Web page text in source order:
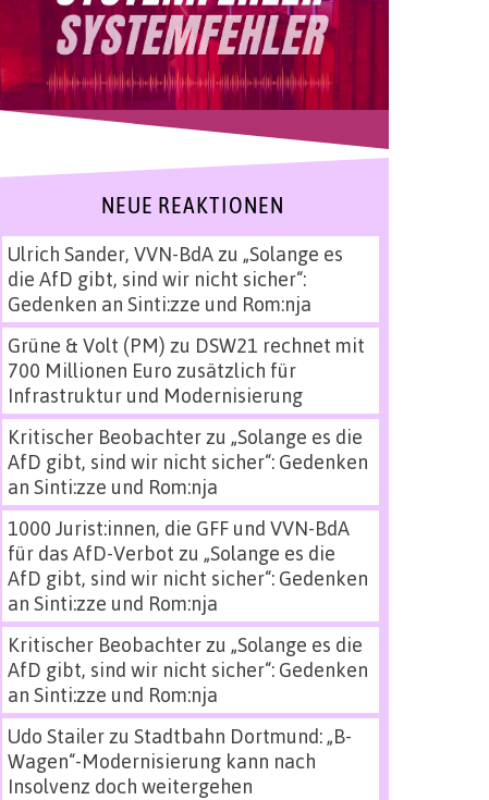
NEUE REAKTIONEN
Ulrich Sander, VVN-BdAzu „Solange es
die AfD gibt, sind wir nicht sicher“:
Gedenken an Sinti:zze und Rom:nja
Grüne & Volt (PM) zu DSW21 rechnet mit
700 Millionen Euro zusätzlich für
Infrastruktur und Modernisierung
Kritischer Beobachterzu „Solange es die
AfD gibt, sind wir nicht sicher“: Gedenken
an Sinti:zze und Rom:nja
1000 Jurist:innen, die GFF und VVN-BdA
für das AfD-Verbot zu „Solange es die
AfD gibt, sind wir nicht sicher“: Gedenken
an Sinti:zze und Rom:nja
Kritischer Beobachterzu „Solange es die
AfD gibt, sind wir nicht sicher“: Gedenken
an Sinti:zze und Rom:nja
Udo Stailerzu Stadtbahn Dortmund: „B-
Wagen“-Modernisierung kann nach
Insolvenz doch weitergehen